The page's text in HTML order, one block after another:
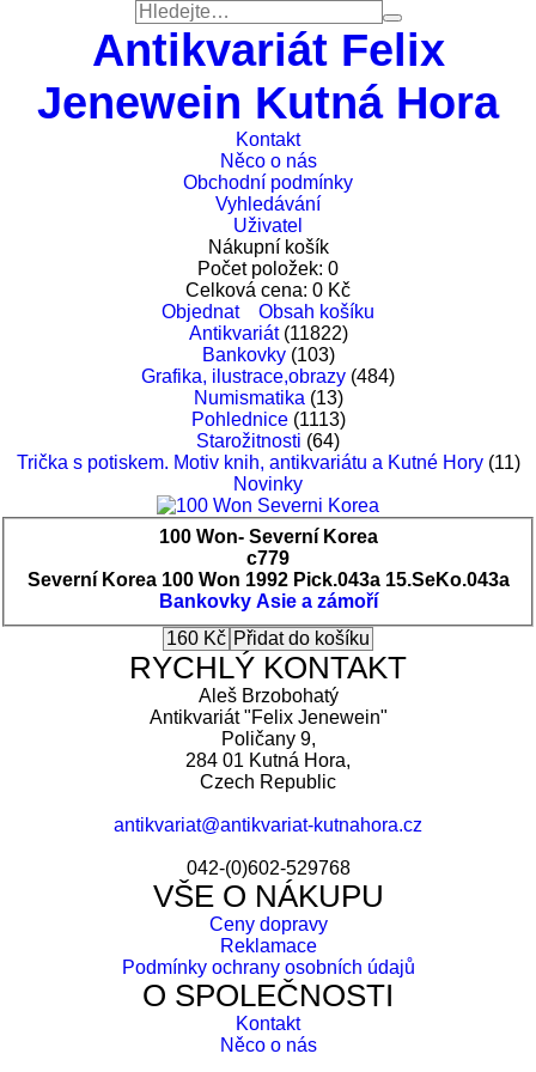
Antikvariát Felix
Jenewein Kutná Hora
Kontakt
Něco o nás
Obchodní podmínky
Vyhledávání
Uživatel
Nákupní košík
Počet položek: 0
Celková cena: 0 Kč
Objednat
Obsah košíku
Antikvariát(11822)
Bankovky(103)
Grafika, ilustrace,obrazy (484)
Numismatika (13)
Pohlednice(1113)
Starožitnosti (64)
Trička s potiskem. Motiv knih, antikvariátu a Kutné Hory(11)
Novinky
100 Won- Severní Korea
c779
Severní Korea 100 Won 1992 Pick.043a 15.SeKo.043a
Bankovky Asie a zámoří
RYCHLÝ KONTAKT
Aleš Brzobohatý
Antikvariát "Felix Jenewein"
Poličany 9,
284 01 Kutná Hora,
Czech Republic
antikvariat@antikvariat-kutnahora.cz
042-(0)602-529768
VŠE O NÁKUPU
Ceny dopravy
Reklamace
Podmínky ochrany osobních údajů
O SPOLEČNOSTI
Kontakt
Něco o nás